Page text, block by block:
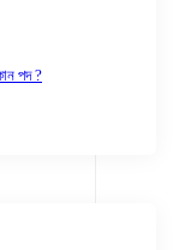
পদ ?